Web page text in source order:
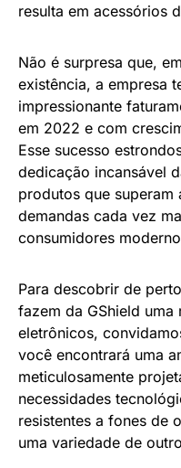
resulta em acessórios
Não é surpresa que,
existência, a empresa
impressionante
em 2022 e com
Esse sucesso
dedicação incansável
produtos que superam
demandas cada vez
consumidores
Para descobrir de
fazem da GShield
eletrônicos,
você encontrará uma
meticulosamente
necessidades
resistentes a fones de
uma variedade de